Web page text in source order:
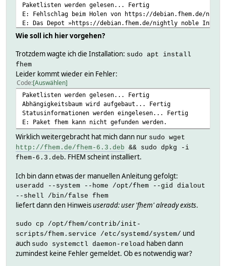
Paketlisten werden gelesen... Fertig
E: Fehlschlag beim Holen von https://debian.fhem.de/
E: Das Depot »https://debian.fhem.de/nightly noble
N: Eine Aktualisierung von solch einem Depot kann
N: Weitere Details zur Erzeugung von Paketdepots sowie
Wie soll ich hier vorgehen?
Trotzdem wagte ich die Installation: sudo apt install
fhem
Leider kommt wieder ein Fehler:
Code Auswählen
Paketlisten werden gelesen... Fertig
Abhängigkeitsbaum wird aufgebaut... Fertig
Statusinformationen werden eingelesen... Fertig
E: Paket fhem kann nicht gefunden werden.
Wirklich weitergebracht hat mich dann nur sudo wget
http://fhem.de/fhem-6.3.deb && sudo dpkg -i
fhem-6.3.deb. FHEM scheint installiert.
Ich bin dann etwas der manuellen Anleitung gefolgt:
useradd --system --home /opt/fhem --gid dialout
--shell /bin/false fhem
liefert dann den Hinweisuseradd: user 'fhem' already exists.
sudo cp /opt/fhem/contrib/init-
scripts/fhem.service /etc/systemd/system/ und
auch sudo systemctl daemon-reload haben dann
zumindest keine Fehler gemeldet. Ob es notwendig war?